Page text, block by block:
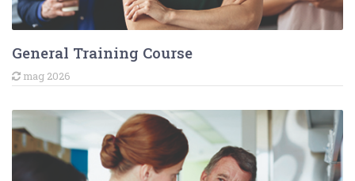
General Training Course
mag 2026